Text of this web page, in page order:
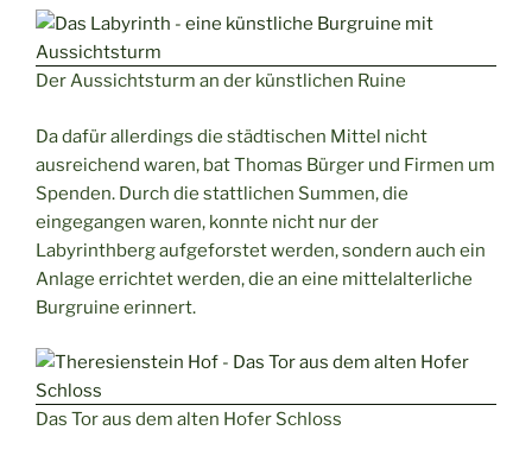
Der Aussichtsturm an der künstlichen Ruine
Da dafür allerdings die städtischen Mittel nicht
ausreichend waren, bat Thomas Bürger und Firmen um
Spenden. Durch die stattlichen Summen, die
eingegangen waren, konnte nicht nur der
Labyrinthberg aufgeforstet werden, sondern auch ein
Anlage errichtet werden, die an eine mittelalterliche
Burgruine erinnert.
Das Tor aus dem alten Hofer Schloss